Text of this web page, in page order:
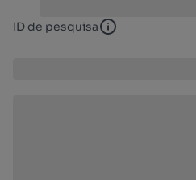
ID de pesquisa ID de pesquisa